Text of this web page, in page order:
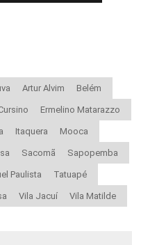
Artur Alvim Belém
Ermelino Matarazzo
Itaquera Mooca
Sacomã Sapopemba
Paulista Tatuapé
Vila Jacuí Vila Matilde